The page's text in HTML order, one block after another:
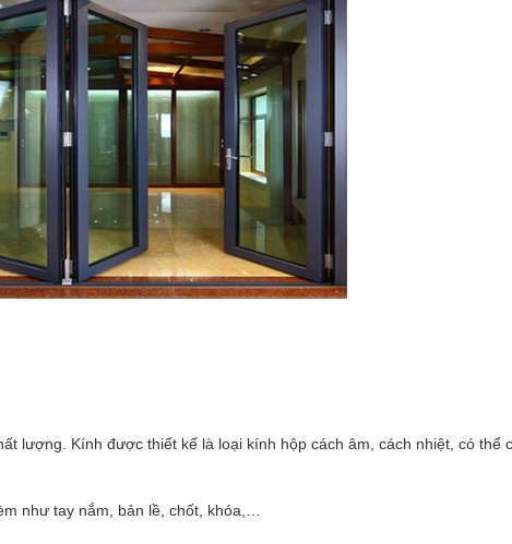
lượng. Kính được thiết kế là loại kính hộp cách âm, cách nhiệt, có thể
như tay nắm, bản lề, chốt, khóa,…